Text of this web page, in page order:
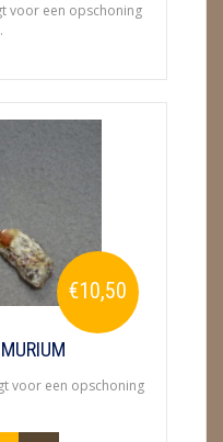
voor een opschoning
€10,50
voor een opschoning